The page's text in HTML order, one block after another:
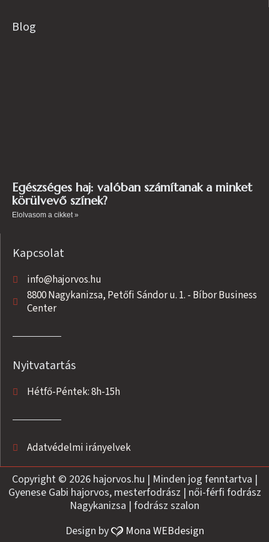
Blog
Egészséges haj: valóban számítanak a minket
körülvevő színek?
Elolvasom a cikket »
Kapcsolat
info@hajorvos.hu
8800 Nagykanizsa, Petőfi Sándor u. 1. - Bíbor Business
Center
Nyitvatartás
Hétfő-Péntek: 8h-15h
Adatvédelmi irányelvek
Copyright © 2026 hajorvos.hu | Minden jog fenntartva |
Gyenese Gabi hajorvos, mesterfodrász | női-férfi fodrász
Nagykanizsa | fodrász szalon
Design by
Mona WEBdesign